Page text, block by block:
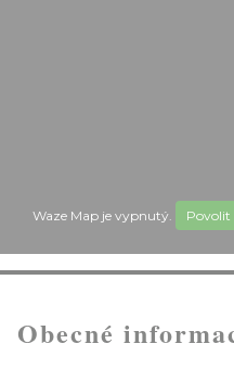
Waze Map je vypnutý. Povolit
Obecné